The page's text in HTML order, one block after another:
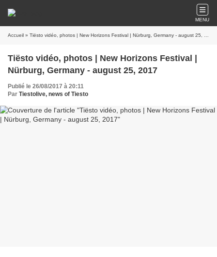
MENU
Accueil » Tiësto vidéo, photos | New Horizons Festival | Nürburg, Germany - august 25, 2017
Tiësto vidéo, photos | New Horizons Festival |
Nürburg, Germany - august 25, 2017
Publié le 26/08/2017 à 20:11
Par Tiestolive, news of Tiesto